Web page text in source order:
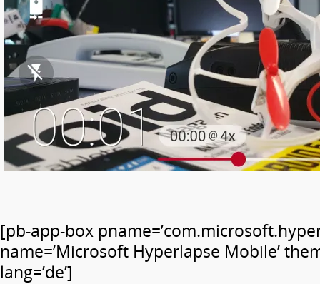
[pb-app-box
name=’Microsoft Hyperlapse Mobile’
lang=’de’]